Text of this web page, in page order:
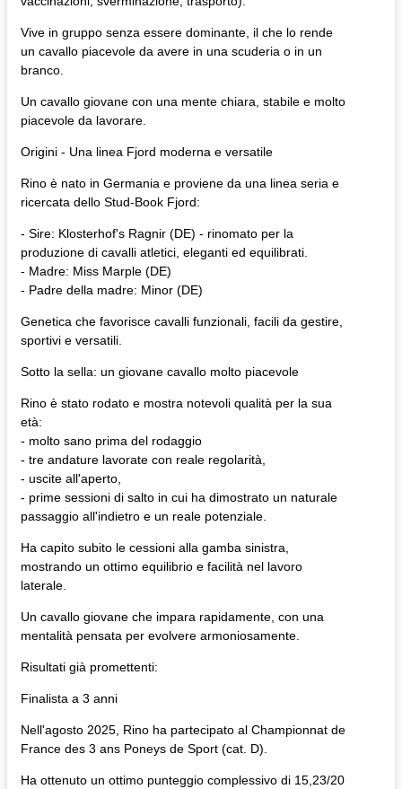
Vive in gruppo senza essere dominante, il che lo rende
un cavallo piacevole da avere in una scuderia o in un
branco.
Un cavallo giovane con una mente chiara, stabile e molto
piacevole da lavorare.
Origini - Una linea Fjord moderna e versatile
Rino è nato in Germania e proviene da una linea seria e
ricercata dello Stud-Book Fjord:
- Sire: Klosterhof's Ragnir (DE) - rinomato per la
produzione di cavalli atletici, eleganti ed equilibrati.
- Madre: Miss Marple (DE)
- Padre della madre: Minor (DE)
Genetica che favorisce cavalli funzionali, facili da gestire,
sportivi e versatili.
Sotto la sella: un giovane cavallo molto piacevole
Rino è stato rodato e mostra notevoli qualità per la sua
età:
- molto sano prima del rodaggio
- tre andature lavorate con reale regolarità,
- uscite all'aperto,
- prime sessioni di salto in cui ha dimostrato un naturale
passaggio all'indietro e un reale potenziale.
Ha capito subito le cessioni alla gamba sinistra,
mostrando un ottimo equilibrio e facilità nel lavoro
laterale.
Un cavallo giovane che impara rapidamente, con una
mentalità pensata per evolvere armoniosamente.
Risultati già promettenti:
Finalista a 3 anni
Nell'agosto 2025, Rino ha partecipato al Championnat de
France des 3 ans Poneys de Sport (cat. D).
Ha ottenuto un ottimo punteggio complessivo di 15,23/20